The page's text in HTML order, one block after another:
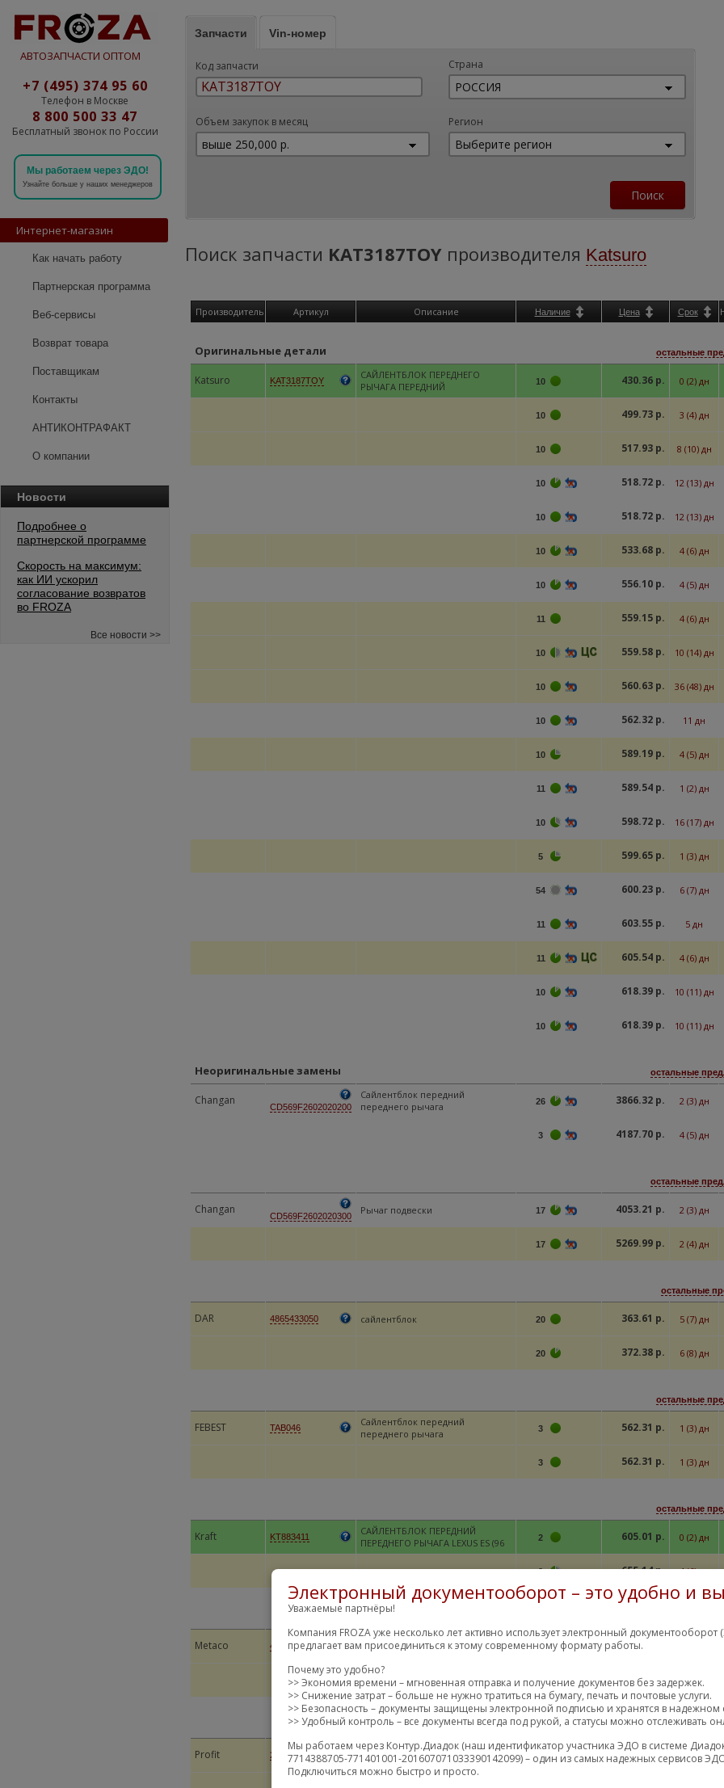
АВТОЗАПЧАСТИ ОПТОМ
+7 (495) 374 95 60
Телефон в Москве
8 800 500 33 47
Бесплатный звонок по России
Мы работаем через ЭДО!
Узнайте больше у наших менеджеров
Интернет-магазин
Как начать работу
Партнерская программа
Веб-сервисы
Возврат товара
Поставщикам
Контакты
АНТИКОНТРАФАКТ
О компании
Новости
Подробнее о
партнерской программе
Скорость на максимум:
как ИИ ускорил
согласование возвратов
во FROZA
Все новости >>
Запчасти Vin-номер
Код запчасти Страна
Объем закупок в месяц Регион
Поиск запчасти KAT3187TOY производителя Katsuro
Производитель Артикул Описание Наличие Цена Срок
Оригинальные детали остальные
Katsuro KAT3187TOY
САЙЛЕНТБЛОК ПЕРЕДНЕГО
РЫЧАГА ПЕРЕДНИЙ
10 430.36 р. 0 (2) дн
10 499.73 р. 3 (4) дн
10 517.93 р. 8 (10) дн
10 518.72 р. 12 (13) дн
10 518.72 р. 12 (13) дн
10 533.68 р. 4 (6) дн
10 556.10 р. 4 (5) дн
11 559.15 р. 4 (6) дн
10 559.58 р. 10 (14) дн
10 560.63 р. 36 (48) дн
10 562.32 р. 11 дн
10 589.19 р. 4 (5) дн
11 589.54 р. 1 (2) дн
10 598.72 р. 16 (17) дн
5 599.65 р. 1 (3) дн
54 600.23 р. 6 (7) дн
11 603.55 р. 5 дн
11 605.54 р. 4 (6) дн
10 618.39 р. 10 (11) дн
10 618.39 р. 10 (11) дн
Неоригинальные замены остальные
Changan CD569F2602020200
Сайлентблок передний
переднего рычага
26 3866.32 р. 2 (3) дн
3 4187.70 р. 4 (5) дн
остальные
Changan CD569F2602020300 Рычаг подвески 17 4053.21 р. 2 (3) дн
17 5269.99 р. 2 (4) дн
остальные
DAR 4865433050 сайлентблок 20 363.61 р. 5 (7) дн
20 372.38 р. 6 (8) дн
остальные
FEBEST TAB046
Сайлентблок передний
переднего рычага
3 562.31 р. 1 (3) дн
3 562.31 р. 1 (3) дн
остальные
Kraft KT883411
САЙЛЕНТБЛОК ПЕРЕДНИЙ
ПЕРЕДНЕГО РЫЧАГА LEXUS ES (96
2 605.01 р. 0 (2) дн
2 655.14 р. 4 (6) дн
Metaco 4500433
С/блок переднего рычага
передний
3 829.20 р.
12 873.68 р. 2 (4) дн
остальные
Profit 23070845 Сайлент блок 2 774.26 р. 3 (5) дн
Электронный документооборот – это удобно и
Уважаемые партнёры!
Компания FROZA уже несколько лет активно использует электронный документооборот
предлагает вам присоединиться к этому современному формату работы.
Почему это удобно?
>> Экономия времени – мгновенная отправка и получение документов без задержек.
>> Снижение затрат – больше не нужно тратиться на бумагу, печать и почтовые услуги.
>> Безопасность – документы защищены электронной подписью и хранятся в надежном
>> Удобный контроль – все документы всегда под рукой, а статусы можно отслеживать
Мы работаем через Контур.Диадок (наш идентификатор участника ЭДО в системе
7714388705-771401001-201607071033390142099) – один из самых надежных сервисов
Подключиться можно быстро и просто.